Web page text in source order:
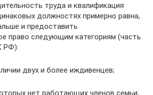
труда и квалификация
должностях примерно равна,
и предоставить
право следующим категориям (часть
РФ):
двух и более иждивенцев;
нет работающих членов семьи;